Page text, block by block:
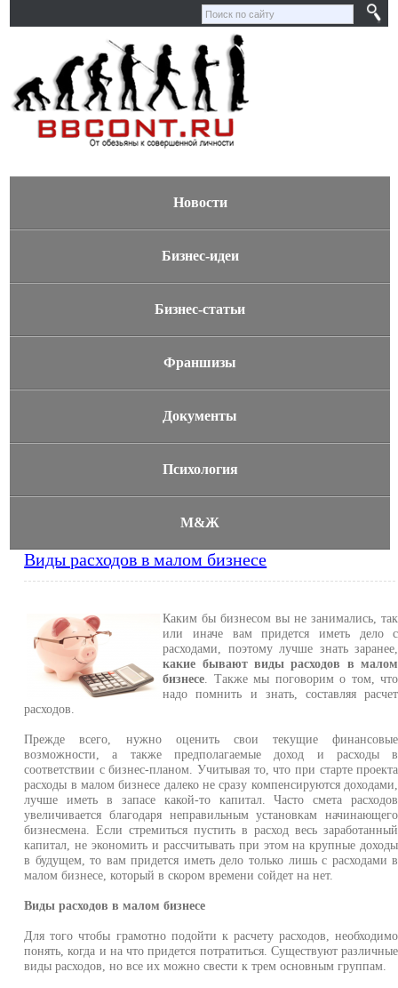
Новости
Бизнес-идеи
Бизнес-статьи
Франшизы
Документы
Психология
М&Ж
Виды расходов в малом бизнесе
Каким бы бизнесом вы не занимались, так
или иначе вам придется иметь дело с
расходами, поэтому лучше знать заранее,
какие бывают виды расходов в малом
бизнесе . Также мы поговорим о том, что
надо помнить и знать, составляя расчет
расходов.
Прежде всего, нужно оценить свои текущие финансовые
возможности, а также предполагаемые доход и расходы в
соответствии с бизнес-планом. Учитывая то, что при старте проекта
расходы в малом бизнесе далеко не сразу компенсируются доходами,
лучше иметь в запасе какой-то капитал. Часто смета расходов
увеличивается благодаря неправильным установкам начинающего
бизнесмена. Если стремиться пустить в расход весь заработанный
капитал, не экономить и рассчитывать при этом на крупные доходы
в будущем, то вам придется иметь дело только лишь с расходами в
малом бизнесе, который в скором времени сойдет на нет.
Виды расходов в малом бизнесе
Для того чтобы грамотно подойти к расчету расходов, необходимо
понять, когда и на что придется потратиться. Существуют различные
виды расходов, но все их можно свести к трем основным группам.